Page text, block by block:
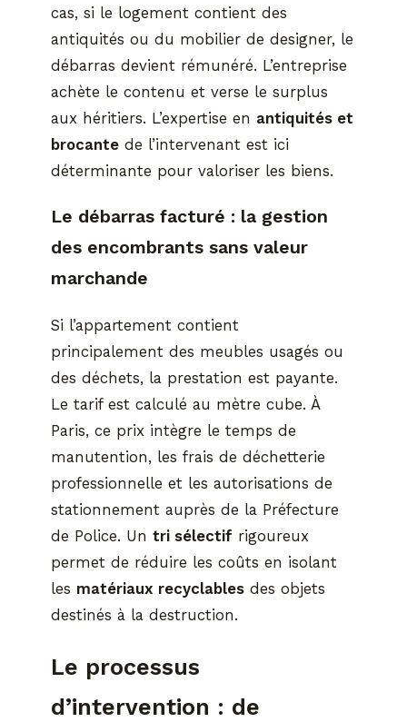
cas, si le logement contient des
antiquités ou du mobilier de designer, le
débarras devient rémunéré. L’entreprise
achète le contenu et verse le surplus
aux héritiers. L’expertise en antiquités et
brocante de l’intervenant est ici
déterminante pour valoriser les biens.
Le débarras facturé : la gestion
des encombrants sans valeur
marchande
Si l’appartement contient
principalement des meubles usagés ou
des déchets, la prestation est payante.
Le tarif est calculé au mètre cube. À
Paris, ce prix intègre le temps de
manutention, les frais de déchetterie
professionnelle et les autorisations de
stationnement auprès de la Préfecture
de Police. Un tri sélectif rigoureux
permet de réduire les coûts en isolant
les matériaux recyclables des objets
destinés à la destruction.
Le processus
d’intervention : de